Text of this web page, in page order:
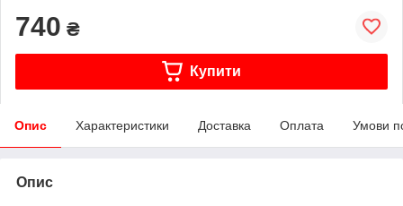
740 ₴
Купити
Опис Характеристики Доставка Оплата Умови
Опис